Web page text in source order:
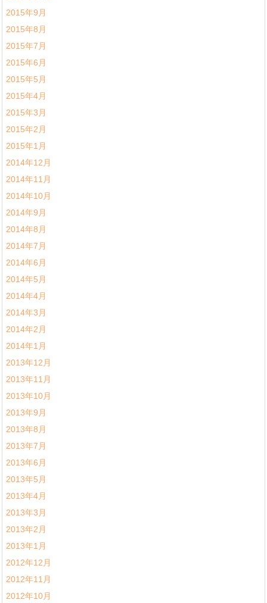
2015年9月
2015年8月
2015年7月
2015年6月
2015年5月
2015年4月
2015年3月
2015年2月
2015年1月
2014年12月
2014年11月
2014年10月
2014年9月
2014年8月
2014年7月
2014年6月
2014年5月
2014年4月
2014年3月
2014年2月
2014年1月
2013年12月
2013年11月
2013年10月
2013年9月
2013年8月
2013年7月
2013年6月
2013年5月
2013年4月
2013年3月
2013年2月
2013年1月
2012年12月
2012年11月
2012年10月